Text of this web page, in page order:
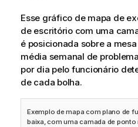
Esse gráfico de mapa de
de escritório com uma
é posicionada sobre a
média semanal de
por dia pelo funcionário
de cada bolha.
Exemplo de mapa com plano de
baixa, com uma camada de